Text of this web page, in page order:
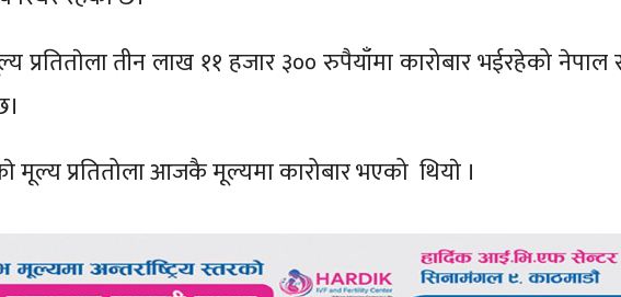
तीन लाख ११ हजार ३०० रुपैयाँमा कारोबार भईरहेको नेपाल
मूल्य प्रतितोला आजकै मूल्यमा कारोबार भएको थियाे ।